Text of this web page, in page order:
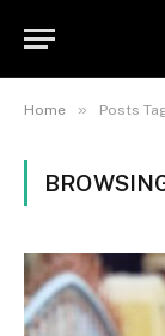
Home » Posts